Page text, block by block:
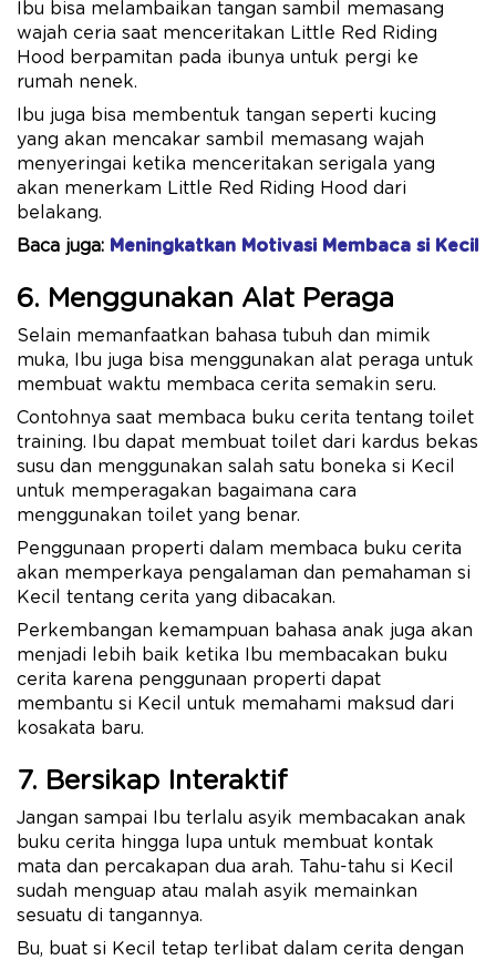
Ibu bisa melambaikan tangan sambil memasang
wajah ceria saat menceritakan Little Red Riding
Hood berpamitan pada ibunya untuk pergi ke
rumah nenek.
Ibu juga bisa membentuk tangan seperti kucing
yang akan mencakar sambil memasang wajah
menyeringai ketika menceritakan serigala yang
akan menerkam Little Red Riding Hood dari
belakang.
Baca juga: Meningkatkan Motivasi Membaca si Kecil
6. Menggunakan Alat Peraga
Selain memanfaatkan bahasa tubuh dan mimik
muka, Ibu juga bisa menggunakan alat peraga untuk
membuat waktu membaca cerita semakin seru.
Contohnya saat membaca buku cerita tentang toilet
training. Ibu dapat membuat toilet dari kardus bekas
susu dan menggunakan salah satu boneka si Kecil
untuk memperagakan bagaimana cara
menggunakan toilet yang benar.
Penggunaan properti dalam membaca buku cerita
akan memperkaya pengalaman dan pemahaman si
Kecil tentang cerita yang dibacakan.
Perkembangan kemampuan bahasa anak juga akan
menjadi lebih baik ketika Ibu membacakan buku
cerita karena penggunaan properti dapat
membantu si Kecil untuk memahami maksud dari
kosakata baru.
7. Bersikap Interaktif
Jangan sampai Ibu terlalu asyik membacakan anak
buku cerita hingga lupa untuk membuat kontak
mata dan percakapan dua arah. Tahu-tahu si Kecil
sudah menguap atau malah asyik memainkan
sesuatu di tangannya.
Bu, buat si Kecil tetap terlibat dalam cerita dengan